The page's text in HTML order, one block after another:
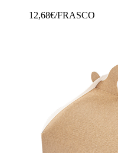
12,68€/FRASCO